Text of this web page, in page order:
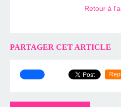
Retour à
PARTAGER CET ARTICLE